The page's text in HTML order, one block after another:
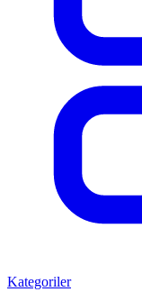
Kategoriler